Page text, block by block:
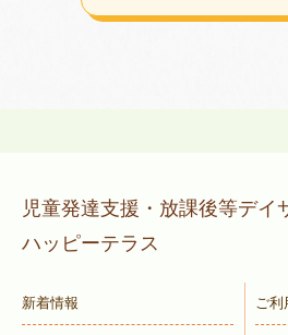
児童発達支援・放課後等デ
ハッピーテラス
新着情報 ご